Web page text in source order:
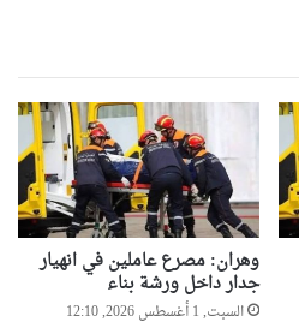
وهران: مصرع عاملين في انهيار
جدار داخل ورشة بناء
السبت, 1 أغسطس 2026, 12:10